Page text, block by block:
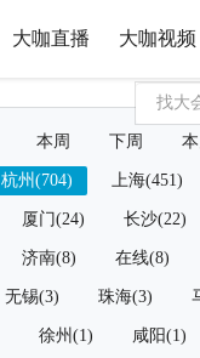
大咖直播 大咖视频
本周 下周
杭州(704) 上海(451)
厦门(24) 长沙(22)
济南(8) 在线(8)
无锡(3) 珠海(3)
徐州(1) 咸阳(1)